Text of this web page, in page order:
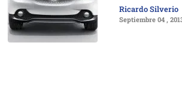
Ricardo Silverio
Septiembre 04 ,